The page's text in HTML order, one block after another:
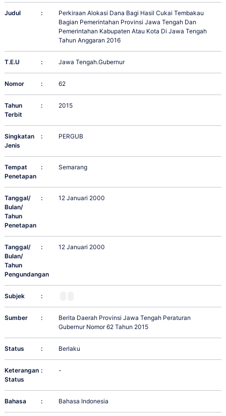
Judul :
Perkiraan Alokasi Dana Bagi Hasil Cukai Tembakau
Bagian Pemerintahan Provinsi Jawa Tengah Dan
Pemerintahan Kabupaten Atau Kota Di Jawa Tengah
Tahun Anggaran 2016
T.E.U : Jawa Tengah.Gubernur
Nomor : 62
Tahun
Terbit
: 2015
Singkatan
Jenis
: PERGUB
Tempat
Penetapan
: Semarang
Tanggal/
Bulan/
Tahun
Penetapan
: 12 Januari 2000
Tanggal/
Bulan/
Tahun
Pengundangan
: 12 Januari 2000
Subjek :
Sumber :
Berita Daerah Provinsi Jawa Tengah Peraturan
Gubernur Nomor 62 Tahun 2015
Status : Berlaku
Keterangan
Status
: -
Bahasa : Bahasa Indonesia